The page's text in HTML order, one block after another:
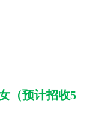
（预计招收5